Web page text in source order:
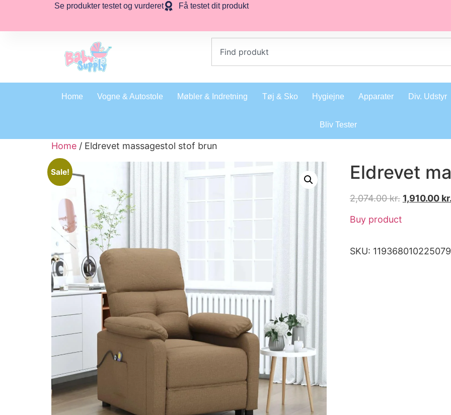
Se produkter testet og vurderet Få testet dit produkt
Home Vogne & Autostole Møbler & Indretning Tøj & Sko Hygiejne Apparater Div. Udstyr
Bliv Tester
Home / Eldrevet massagestol stof brun
Sale! Eldrevet
2,074.00kr. 1,910.00
Buy product
SKU: